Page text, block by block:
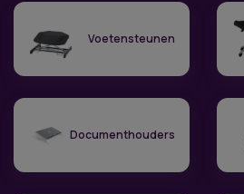
Voetensteunen
Documenthouders